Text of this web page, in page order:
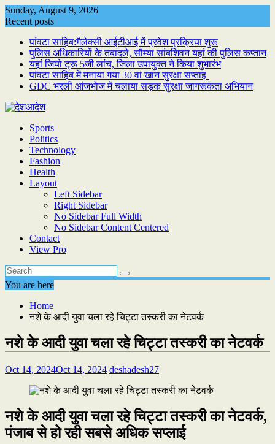
Skip
to
Sunday, August 9, 2026
Recent posts
पांवटा साहिब:गैलेक्सी आईटीआई में प्रवेश प्रक्रिया शुरू
पुलिस अधिकारियों के तबादले, सौम्या सांबशिवन यहां की पुलिस कप्तान
यहां जियो ट्रू 5जी लांच, जिला उपायुक्त ने किया शुभारंभ
पांवटा साहिब में मनाया गया 30 वां खान सुरक्षा सप्ताह
GDC भरली आंजभोज में चलाया सड़क सुरक्षा जागरूकता अभियान
Sports
Politics
Technology
Fashion
Health
Layout
Left Sidebar
Right Sidebar
No Sidebar Full Width
No Sidebar Content Centered
Contact
View Pro
You are here
Home
नशे के आदी युवा चला रहे चिट्टा तस्करी का नेटवर्क
नशे के आदी युवा चला रहे चिट्टा तस्करी का नेटवर्क
Oct 14, 2024Oct 14, 2024 deshadesh27
नशे के आदी युवा चला रहे चिट्टा तस्करी का नेटवर्क,
पंजाब से हो रही सबसे अधिक सप्लाई